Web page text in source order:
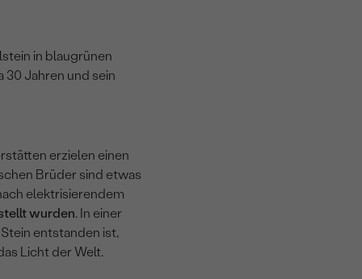
in blaugrünen
30 Jahren und sein
erzielen einen
Brüder sind etwas
elektrisierendem
wurden. In einer
entstanden ist,
Licht der Welt.